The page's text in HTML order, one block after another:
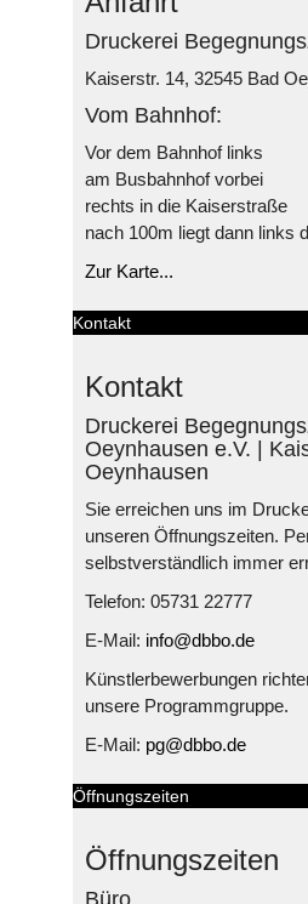
Druckerei
Kaiserstr. 14, 32545 Bad
Vom Bahnhof:
Vor dem Bahnhof links
am Busbahnhof vorbei
rechts in die Kaiserstraße
nach 100m liegt dann links
Zur Karte...
Kontakt
Kontakt
Druckerei
Oeynhausen e.V. |
Oeynhausen
Sie erreichen uns im
unseren Öffnungszeiten.
selbstverständlich immer
Telefon: 05731 22777
E-Mail: info@dbbo.de
Künstlerbewerbungen
unsere Programmgruppe.
E-Mail: pg@dbbo.de
Öffnungszeiten
Öffnungszeiten
Büro